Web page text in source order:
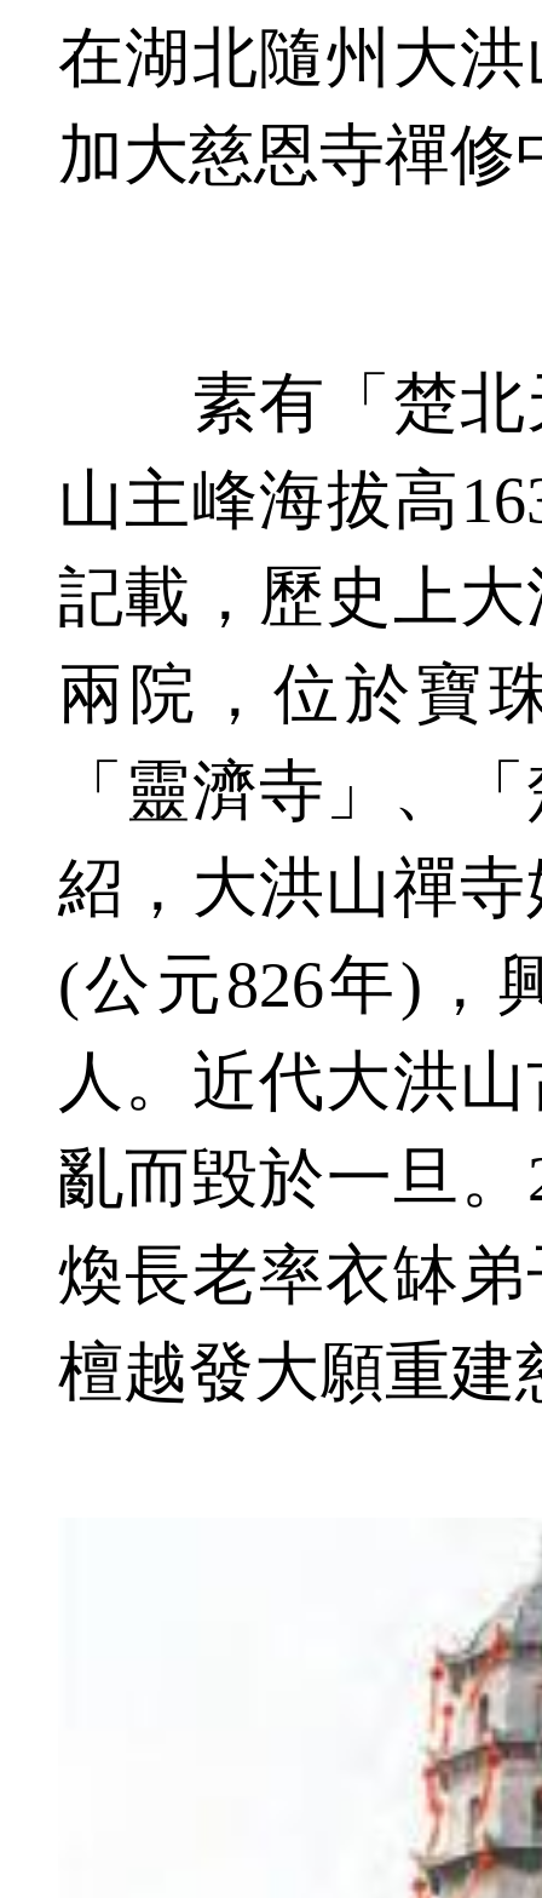
在湖北隨州大
加大慈恩寺禪修
素有「楚北
山主峰海拔高
記載，歷史上
兩院，位於寶
「靈濟寺」、
紹，大洪山禪
(公元826年)，
人。近代大洪
亂而毀於一旦
煥長老率衣缽
檀越發大願重建